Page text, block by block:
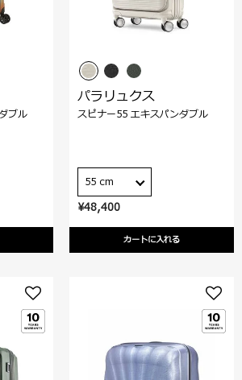
ブル
¥48,400
カートに入れる
パラリュクス
スピナー55 エキスパンダブル
55 cm